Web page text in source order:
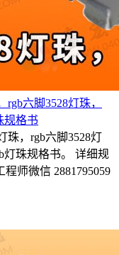
六脚3528灯珠，
规格书
珠，rgb六脚3528灯
灯珠规格书。 详细规
师微信 2881795059